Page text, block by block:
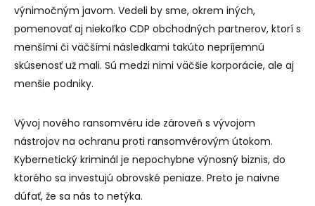
výnimočným javom. Vedeli by sme, okrem iných,
pomenovať aj niekoľko CDP obchodných partnerov, ktorí s
menšími či väčšími následkami takúto nepríjemnú
skúsenosť už mali. Sú medzi nimi väčšie korporácie, ale aj
menšie podniky.
Vývoj nového ransomvéru ide zároveň s vývojom
nástrojov na ochranu proti ransomvérovým útokom.
Kybernetický kriminál je nepochybne výnosný biznis, do
ktorého sa investujú obrovské peniaze. Preto je naivne
dúfať, že sa nás to netýka.